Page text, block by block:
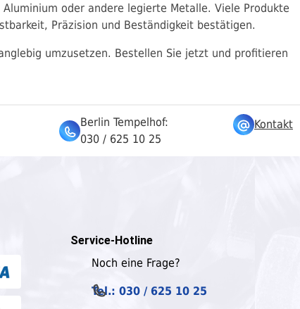
oder andere legierte Metalle. Viele Produkte
Präzision und Beständigkeit bestätigen.
umzusetzen. Bestellen Sie jetzt und profitieren
Berlin Tempelhof:
030 / 625 10 25
Kontakt
Service-Hotline
Noch eine Frage?
Tel.: 030 / 625 10 25